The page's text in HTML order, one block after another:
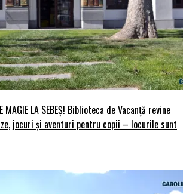
MAGIE LA SEBEȘ! Biblioteca de Vacanță revine
jocuri și aventuri pentru copii – locurile sunt